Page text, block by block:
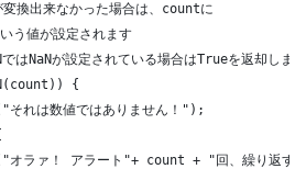
換出来なかった場合は、countに
う値が設定されます
はNaNが設定されている場合はTrueを返却します
{
れは数値ではありません！");
ラァ！ アラート"+ count + "回、繰り返す